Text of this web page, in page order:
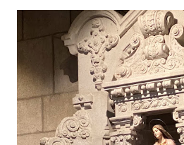
(2019.10.25) Feira Semanal em Viana
Feira Semanal em Viana do Castelo
em Viana do Castelo (2019.10.25)
Castelo (2019.10.25) Feira Semanal
(2019.10.25)